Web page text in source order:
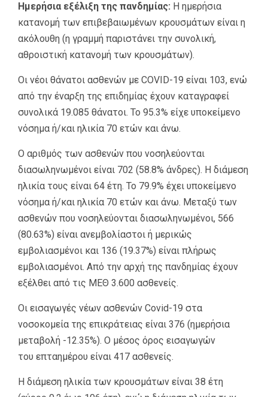
Ημερήσια εξέλιξη της πανδημίας: Η ημερήσια
κατανομή των επιβεβαιωμένων κρουσμάτων είναι η
ακόλουθη (η γραμμή παριστάνει την συνολική,
αθροιστική κατανομή των κρουσμάτων).
Οι νέοι θάνατοι ασθενών με COVID-19 είναι 103, ενώ
από την έναρξη της επιδημίας έχουν καταγραφεί
συνολικά 19.085 θάνατοι. Το 95.3% είχε υποκείμενο
νόσημα ή/και ηλικία 70 ετών και άνω.
Ο αριθμός των ασθενών που νοσηλεύονται
διασωληνωμένοι είναι 702 (58.8% άνδρες). Η διάμεση
ηλικία τους είναι 64 έτη. To 79.9% έχει υποκείμενο
νόσημα ή/και ηλικία 70 ετών και άνω. Μεταξύ των
ασθενών που νοσηλεύονται διασωληνωμένοι, 566
(80.63%) είναι ανεμβολίαστοι ή μερικώς
εμβολιασμένοι και 136 (19.37%) είναι πλήρως
εμβολιασμένοι. Από την αρχή της πανδημίας έχουν
εξέλθει από τις ΜΕΘ 3.600 ασθενείς.
Οι εισαγωγές νέων ασθενών Covid-19 στα
νοσοκομεία της επικράτειας είναι 376 (ημερήσια
μεταβολή -12.35%). Ο μέσος όρος εισαγωγών
του επταημέρου είναι 417 ασθενείς.
Η διάμεση ηλικία των κρουσμάτων είναι 38 έτη